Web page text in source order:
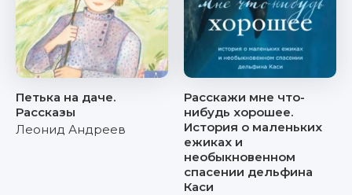
Петька на даче.
Рассказы
Леонид Андреев
Расскажи мне что-
нибудь хорошее.
История о маленьких
ежиках и
необыкновенном
спасении дельфина
Каси